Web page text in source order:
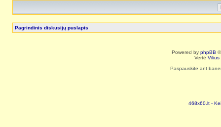
Pagrindinis diskusijų puslapis
Powered by phpBB
Vertė Vilius
Paspauskite ant
468x60.lt -